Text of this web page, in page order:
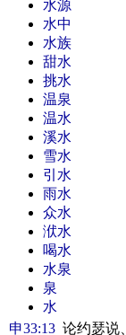
水源
水中
水族
甜水
挑水
温泉
温水
溪水
雪水
引水
雨水
众水
洑水
喝水
水泉
泉
水
申33:13 论约瑟说